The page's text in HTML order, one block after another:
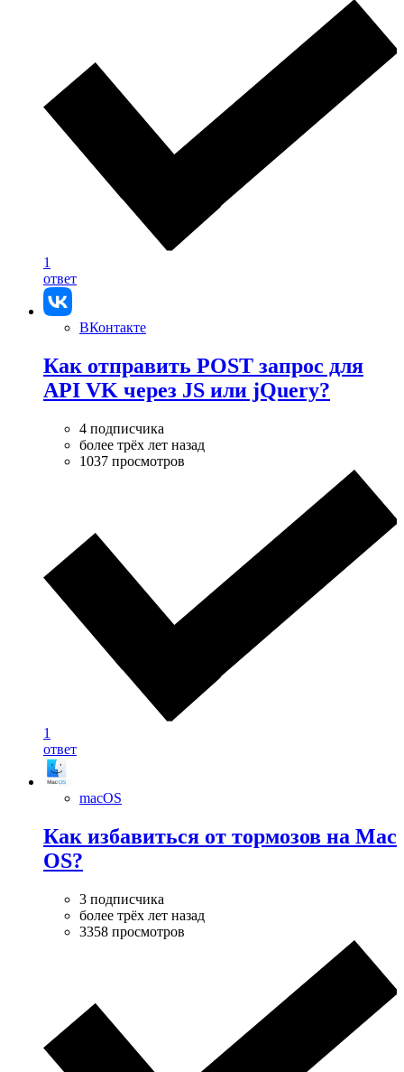
1
ответ
ВКонтакте
Как отправить POST запрос для
API VK через JS или jQuery?
4 подписчика
более трёх лет назад
1037 просмотров
1
ответ
macOS
Как избавиться от тормозов на Mac
OS?
3 подписчика
более трёх лет назад
3358 просмотров